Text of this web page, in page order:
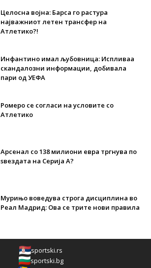
Целосна војна: Барса го растура
најважниот летен трансфер на
Атлетико?!
Инфантино имал љубовница: Испливаа
скандалозни информации, добивала
пари од УЕФА
Ромеро се согласи на условите со
Атлетико
Арсенал со 138 милиони евра тргнува по
ѕвездата на Серија А?
Мурињо воведува строга дисциплина во
Реал Мадрид: Ова се трите нови правила
sportski.rs
sportski.bg